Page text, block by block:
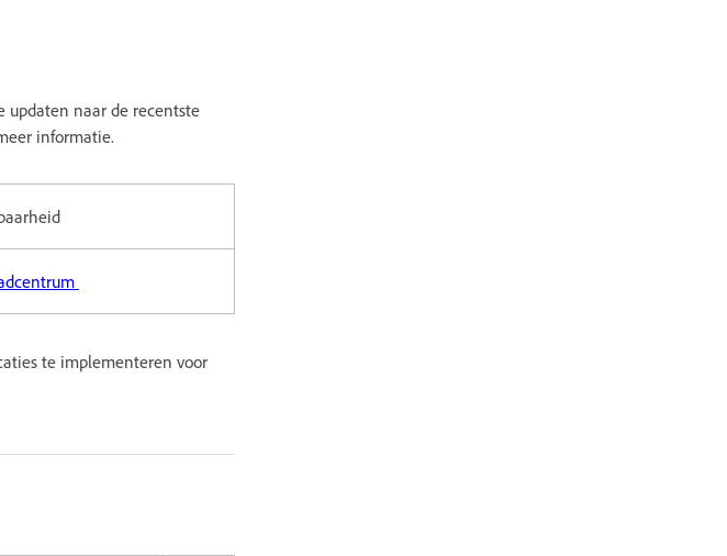
updaten naar de recentste
informatie.
te implementeren voor